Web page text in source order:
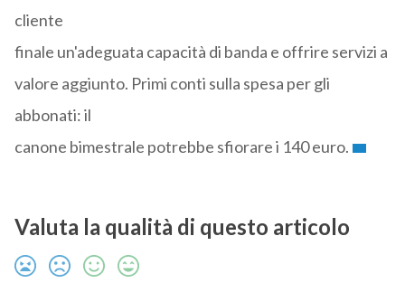
cliente
finale un'adeguata capacità di banda e offrire servizi a
valore aggiunto. Primi conti sulla spesa per gli
abbonati: il
canone bimestrale potrebbe sfiorare i 140 euro.
Valuta la qualità di questo articolo